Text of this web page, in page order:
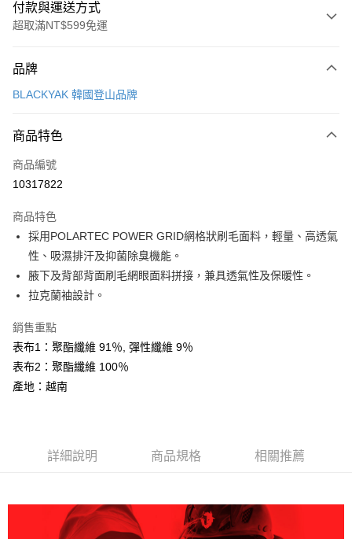
付款與運送方式
超取滿NT$599免運
信用卡一次付款
LINE Pay
Apple Pay
悠遊付
Google Pay
全盈+PAY
相關說明
【關於「AFTEE先享後付」】
AFTEE先享後付是「在收到商品之後才付款」的支付方式。 讓您購物簡單
１．簡單：不需註冊會員、不需綁卡、不需儲值。
【「AFTEE先享後付」結帳流程】
１．於結帳方式選擇「AFTEE先享後付」後，將跳轉至「AFTEE先享後付」
３．收到繳費通知簡訊後14天內，點擊此簡訊中的連結，可透過四大超商／
ATM／網路銀行／等多元方式進行付款，方視為交易完成。
※ 請注意：結帳手續完成當下不需立刻繳費，但若您需要取消訂單，請聯絡
ATM付款
萊爾富取貨付款
品牌
BLACKYAK 韓國登山品牌
商品特色
商品編號
10317822
商品特色
採用POLARTEC POWER GRID網格狀刷毛面料，輕量、高透氣
性、吸濕排汗及抑菌除臭機能。
腋下及背部背面刷毛網眼面料拼接，兼具透氣性及保暖性。
拉克蘭袖設計。
銷售重點
表布1：聚酯纖維 91％, 彈性纖維 9％
表布2：聚酯纖維 100％
產地：越南
詳細說明 商品規格 相關推薦